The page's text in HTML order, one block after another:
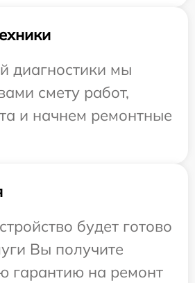
диагностики мы
смету работ,
и начнем ремонтные
будет готово
Вы получите
гарантию на ремонт